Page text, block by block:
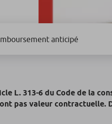
anticipé
L. 313-6 du Code de la
pas valeur